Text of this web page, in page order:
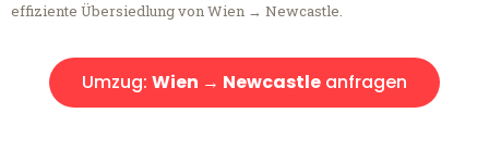
effiziente Übersiedlung von Wien → Newcastle.
Umzug: Wien → Newcastle anfragen